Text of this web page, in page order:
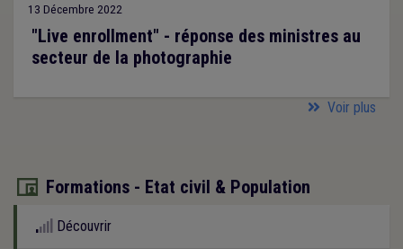
13 Décembre 2022
"Live enrollment" - réponse des ministres au
secteur de la photographie
Voir plus
 Formations - Etat civil & Population
Découvrir